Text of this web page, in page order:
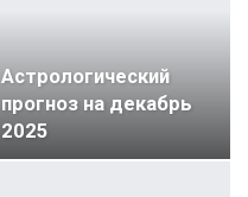
Астрологический
прогноз на декабрь
2025